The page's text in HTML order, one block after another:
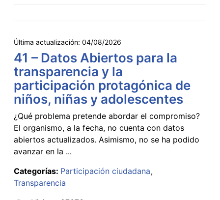
Última actualización: 04/08/2026
41 – Datos Abiertos para la
transparencia y la
participación protagónica de
niños, niñas y adolescentes
¿Qué problema pretende abordar el compromiso?
El organismo, a la fecha, no cuenta con datos
abiertos actualizados. Asimismo, no se ha podido
avanzar en la ...
Categorías: Participación ciudadana
Transparencia